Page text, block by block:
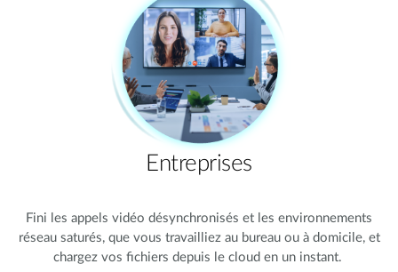
Entreprises
Fini les appels vidéo désynchronisés et les environnements
réseau saturés, que vous travailliez au bureau ou à domicile, et
chargez vos fichiers depuis le cloud en un instant.